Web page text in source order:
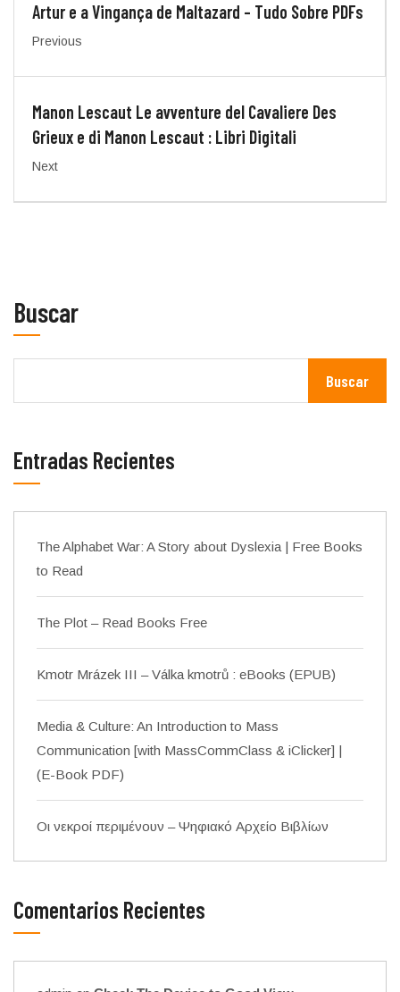
Artur e a Vingança de Maltazard – Tudo Sobre PDFs
Previous
Manon Lescaut Le avventure del Cavaliere Des
Grieux e di Manon Lescaut : Libri Digitali
Next
Buscar
Buscar
Entradas Recientes
The Alphabet War: A Story about Dyslexia | Free Books
to Read
The Plot – Read Books Free
Kmotr Mrázek III – Válka kmotrů : eBooks (EPUB)
Media & Culture: An Introduction to Mass
Communication [with MassCommClass & iClicker] |
(E-Book PDF)
Οι νεκροί περιμένουν – Ψηφιακό Αρχείο Βιβλίων
Comentarios Recientes